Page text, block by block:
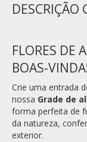
DESCRIÇÃO
FLORES DE
BOAS-
Crie uma entrada
nossa Grade de
forma perfeita de
da natureza,
exterior.